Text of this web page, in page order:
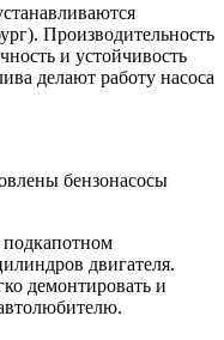
Производительность
и устойчивость
делают работу насоса
бензонасосы
подкапотном
двигателя.
демонтировать и